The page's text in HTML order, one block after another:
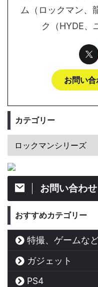
ム（ロックマン、
ク（HYDE、
お問い
カテゴリー
お問い合わせ
おすすめカテゴリー
特撮、ゲームな
ガジェット
PS4